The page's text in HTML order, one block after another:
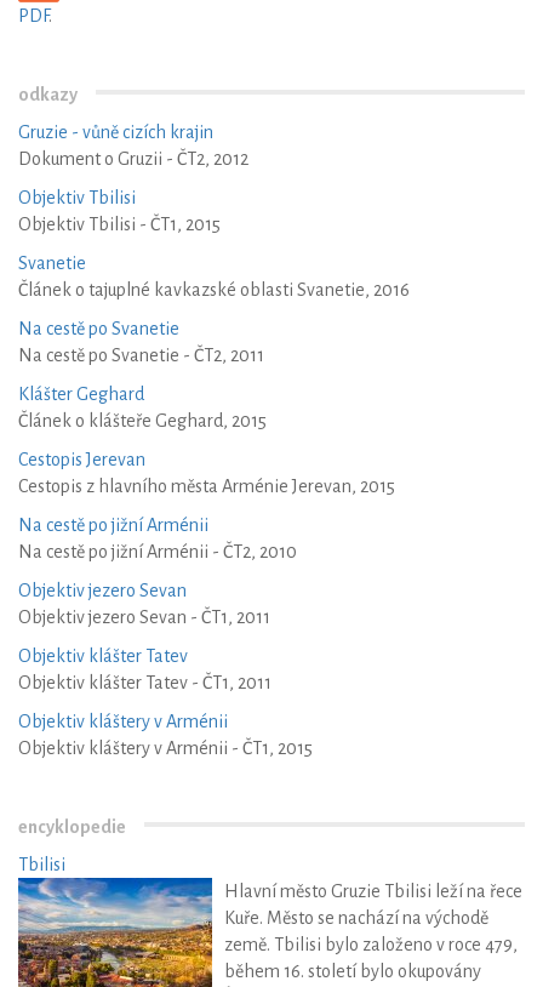
PDF.
odkazy
Gruzie - vůně cizích krajin
Dokument o Gruzii - ČT2, 2012
Objektiv Tbilisi
Objektiv Tbilisi - ČT1, 2015
Svanetie
Článek o tajuplné kavkazské oblasti Svanetie, 2016
Na cestě po Svanetie
Na cestě po Svanetie - ČT2, 2011
Klášter Geghard
Článek o klášteře Geghard, 2015
Cestopis Jerevan
Cestopis z hlavního města Arménie Jerevan, 2015
Na cestě po jižní Arménii
Na cestě po jižní Arménii - ČT2, 2010
Objektiv jezero Sevan
Objektiv jezero Sevan - ČT1, 2011
Objektiv klášter Tatev
Objektiv klášter Tatev - ČT1, 2011
Objektiv kláštery v Arménii
Objektiv kláštery v Arménii - ČT1, 2015
encyklopedie
Tbilisi
Hlavní město Gruzie Tbilisi leží na řece
Kuře. Město se nachází na východě
země. Tbilisi bylo založeno v roce 479,
během 16. století bylo okupovány